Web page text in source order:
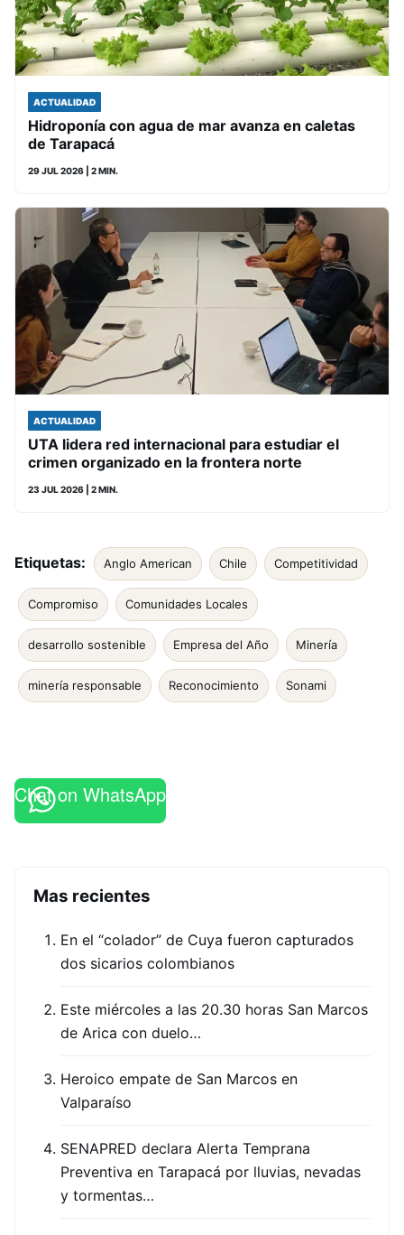
ACTUALIDAD
Hidroponía con agua de mar avanza en caletas
de Tarapacá
29 JUL 2026 | 2 MIN.
ACTUALIDAD
UTA lidera red internacional para estudiar el
crimen organizado en la frontera norte
23 JUL 2026 | 2 MIN.
Etiquetas: Anglo American Chile Competitividad
Compromiso Comunidades Locales
desarrollo sostenible Empresa del Año Minería
minería responsable Reconocimiento Sonami
Chat on WhatsApp
Mas recientes
En el “colador” de Cuya fueron capturados
dos sicarios colombianos
Este miércoles a las 20.30 horas San Marcos
de Arica con duelo…
Heroico empate de San Marcos en
Valparaíso
SENAPRED declara Alerta Temprana
Preventiva en Tarapacá por lluvias, nevadas
y tormentas…